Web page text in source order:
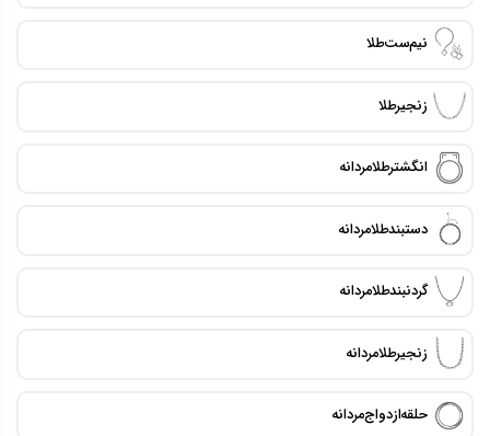
نیم ست طلا
زنجیر طلا
انگشتر طلا مردانه
دستبند طلا مردانه
گردنبند طلا مردانه
زنجیر طلا مردانه
حلقه ازدواج مردانه